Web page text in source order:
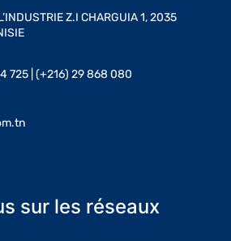
Z.I CHARGUIA 1, 2035
725 | (+216) 29 868 080
sur les réseaux